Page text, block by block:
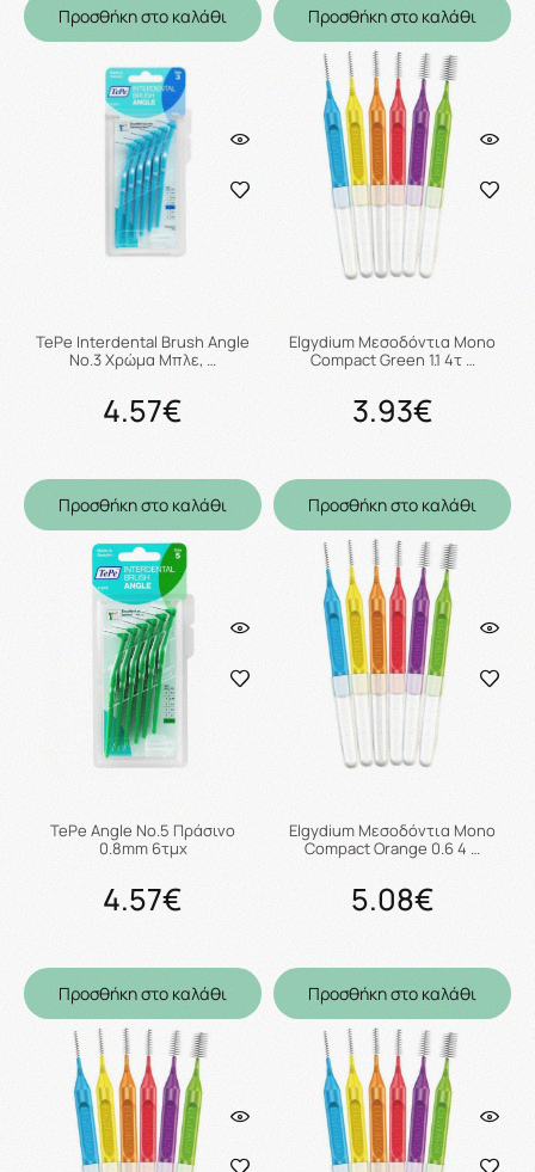
Προσθήκη στο καλάθι Προσθήκη στο καλάθι
TePe Interdental Brush Angle
No.3 Χρώμα Μπλε, …
4.57€
Προσθήκη στο καλάθι
Elgydium Μεσοδόντια Mono
Compact Green 1.1 4τ …
3.93€
Προσθήκη στο καλάθι
TePe Angle No.5 Πράσινο
0.8mm 6τμχ
4.57€
Προσθήκη στο καλάθι
Elgydium Μεσοδόντια Mono
Compact Orange 0.6 4 …
5.08€
Προσθήκη στο καλάθι